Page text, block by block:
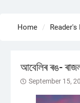
Home Reader's
আবেলিৰ ৰঙ-
September 15,